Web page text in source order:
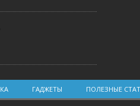
ГАДЖЕТЫ ПОЛЕЗНЫЕ